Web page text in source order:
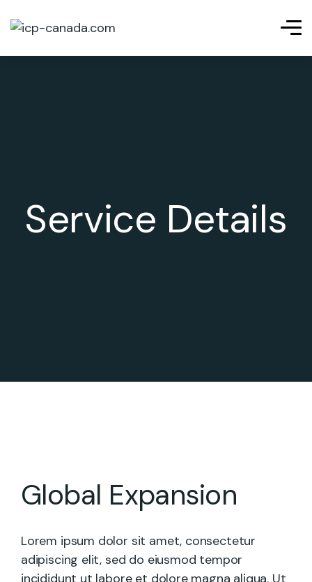
Service Details
Global Expansion
Lorem ipsum dolor sit amet, consectetur
adipiscing elit, sed do eiusmod tempor
incididunt ut labore et dolore magna aliqua. Ut